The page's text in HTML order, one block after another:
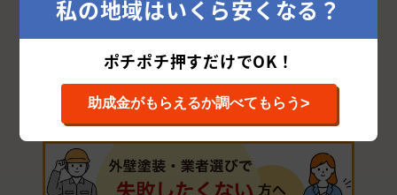
鹿沼市 さくら市 下野市
日光市
真岡市
大田原市 那須郡
芳賀郡
矢板市 那須烏山市
私の地域はいくら安くなる？
ポチポチ押すだけでOK！
助成金がもらえるか調べてもらう>